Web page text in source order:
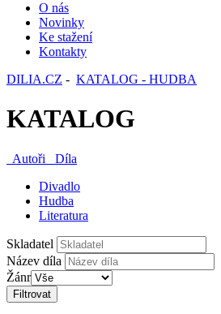
O nás
Novinky
Ke stažení
Kontakty
DILIA.CZ - KATALOG - HUDBA
KATALOG
Autoři
Díla
Divadlo
Hudba
Literatura
Skladatel
Název díla
Žánr
Filtrovat